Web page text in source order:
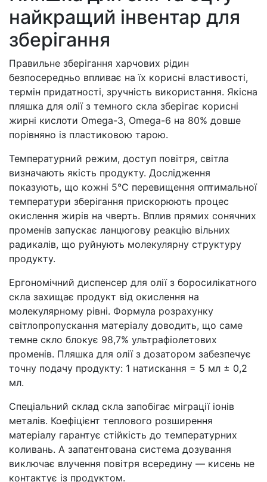
найкращий інвентар для
зберігання
Правильне зберігання харчових рідин
безпосередньо впливає на їх корисні властивості,
термін придатності, зручність використання. Якісна
пляшка для олії з темного скла зберігає корисні
жирні кислоти Omega-3, Omega-6 на 80% довше
порівняно із пластиковою тарою.
Температурний режим, доступ повітря, світла
визначають якість продукту. Дослідження
показують, що кожні 5°C перевищення оптимальної
температури зберігання прискорюють процес
окислення жирів на чверть. Вплив прямих сонячних
променів запускає ланцюгову реакцію вільних
радикалів, що руйнують молекулярну структуру
продукту.
Ергономічний диспенсер для олії з боросилікатного
скла захищає продукт від окислення на
молекулярному рівні. Формула розрахунку
світлопропускання матеріалу доводить, що саме
темне скло блокує 98,7% ультрафіолетових
променів. Пляшка для олії з дозатором забезпечує
точну подачу продукту: 1 натискання = 5 мл ± 0,2
мл.
Спеціальний склад скла запобігає міграції іонів
металів. Коефіцієнт теплового розширення
матеріалу гарантує стійкість до температурних
коливань. А запатентована система дозування
виключає влучення повітря всередину — кисень не
контактує із продуктом.